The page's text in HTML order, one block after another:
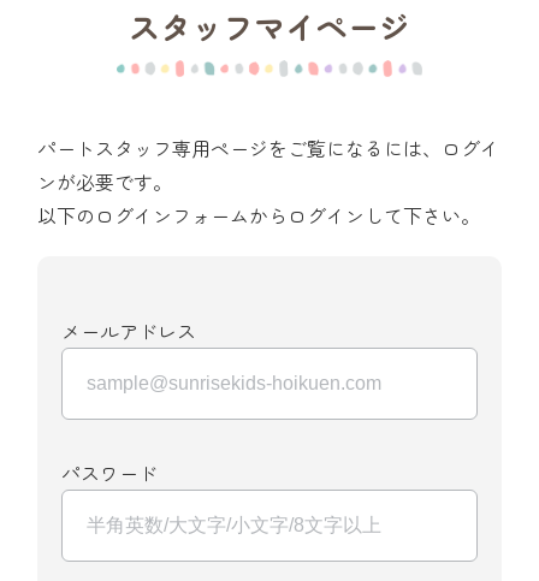
スタッフマイページ
パートスタッフ専用ページをご覧になるには、ログイ
ンが必要です。
以下のログインフォームからログインして下さい。
メールアドレス
パスワード